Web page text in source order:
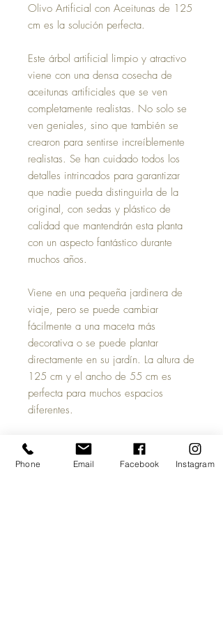
Olivo Artificial con Aceitunas de 125
cm es la solución perfecta.
Este árbol artificial limpio y atractivo
viene con una densa cosecha de
aceitunas artificiales que se ven
completamente realistas. No solo se
ven geniales, sino que también se
crearon para sentirse increíblemente
realistas. Se han cuidado todos los
detalles intrincados para garantizar
que nadie pueda distinguirla de la
original, con sedas y plástico de
calidad que mantendrán esta planta
con un aspecto fantástico durante
muchos años.
Viene en una pequeña jardinera de
viaje, pero se puede cambiar
fácilmente a una maceta más
decorativa o se puede plantar
directamente en su jardín. La altura de
125 cm y el ancho de 55 cm es
perfecta para muchos espacios
diferentes.
Sin embargo, si buscas algo más
alto, siempre puedes probar nuestro .
Phone Email Facebook Instagram